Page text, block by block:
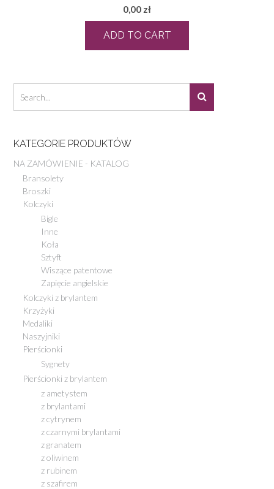
0,00 zł
ADD TO CART
KATEGORIE PRODUKTÓW
NA ZAMÓWIENIE - KATALOG
Bransolety
Broszki
Kolczyki
Bigle
Inne
Koła
Sztyft
Wiszące patentowe
Zapięcie angielskie
Kolczyki z brylantem
Krzyżyki
Medaliki
Naszyjniki
Pierścionki
Sygnety
Pierścionki z brylantem
z ametystem
z brylantami
z cytrynem
z czarnymi brylantami
z granatem
z oliwinem
z rubinem
z szafirem